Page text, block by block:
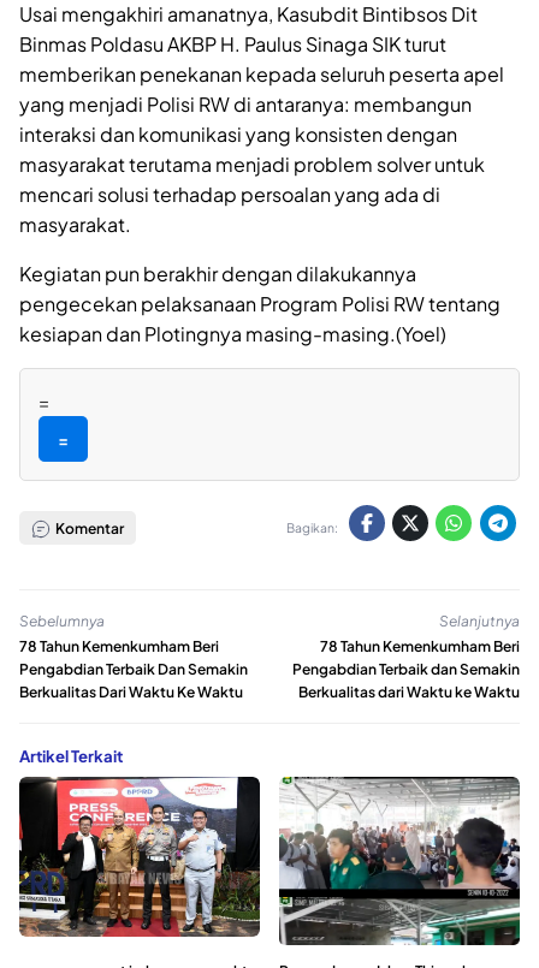
Usai mengakhiri amanatnya, Kasubdit Bintibsos Dit
Binmas Poldasu AKBP H. Paulus Sinaga SIK turut
memberikan penekanan kepada seluruh peserta apel
yang menjadi Polisi RW di antaranya: membangun
interaksi dan komunikasi yang konsisten dengan
masyarakat terutama menjadi problem solver untuk
mencari solusi terhadap persoalan yang ada di
masyarakat.
Kegiatan pun berakhir dengan dilakukannya
pengecekan pelaksanaan Program Polisi RW tentang
kesiapan dan Plotingnya masing-masing.(Yoel)
=
=
Komentar Bagikan:
Sebelumnya
78 Tahun Kemenkumham Beri
Pengabdian Terbaik Dan Semakin
Berkualitas Dari Waktu Ke Waktu
Selanjutnya
78 Tahun Kemenkumham Beri
Pengabdian Terbaik dan Semakin
Berkualitas dari Waktu ke Waktu
Artikel Terkait